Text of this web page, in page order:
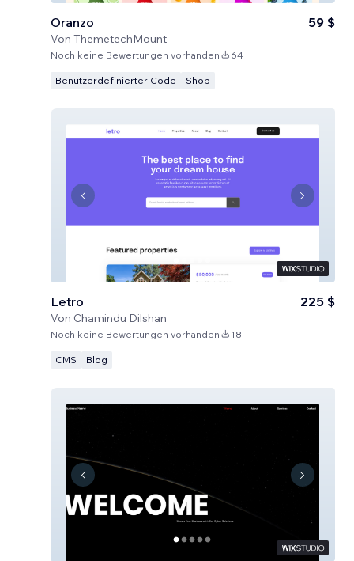
Oranzo
Von ThemetechMount
59 $
Noch keine Bewertungen vorhanden 64
Benutzerdefinierter Code Shop
Letro
Von Chamindu Dilshan
225 $
Noch keine Bewertungen vorhanden 18
CMS Blog